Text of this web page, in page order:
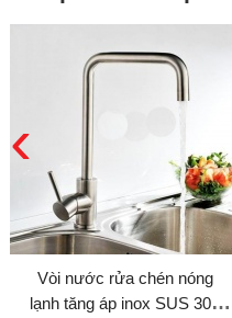
Vòi nước rửa chén nóng
lạnh tăng áp inox SUS 304
‹